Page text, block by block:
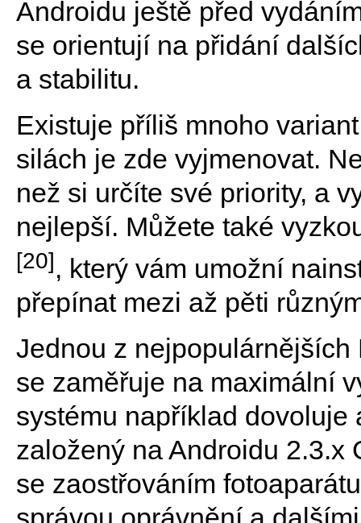
Androidu ještě před
se orientují na přidání
a stabilitu.
Existuje příliš mnoho
silách je zde vyjmenovat.
než si určíte své priority, a
nejlepší. Můžete také
[20], který vám umožní
přepínat mezi až pěti
Jednou z
se zaměřuje na maximální
systému například dovoluje
založený na Androidu 2.3.x
se zaostřováním